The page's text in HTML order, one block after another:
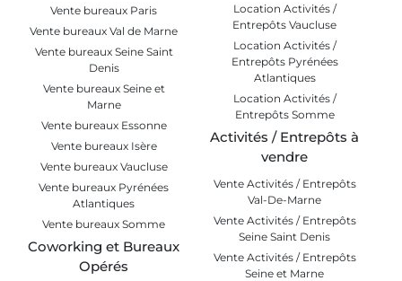
Vente bureaux Paris
Vente bureaux Val de Marne
Vente bureaux Seine Saint
Denis
Vente bureaux Seine et
Marne
Vente bureaux Essonne
Vente bureaux Isère
Vente bureaux Vaucluse
Vente bureaux Pyrénées
Atlantiques
Vente bureaux Somme
Coworking et Bureaux
Opérés
Location Activités /
Entrepôts Vaucluse
Location Activités /
Entrepôts Pyrénées
Atlantiques
Location Activités /
Entrepôts Somme
Activités / Entrepôts à
vendre
Vente Activités / Entrepôts
Val-De-Marne
Vente Activités / Entrepôts
Seine Saint Denis
Vente Activités / Entrepôts
Seine et Marne